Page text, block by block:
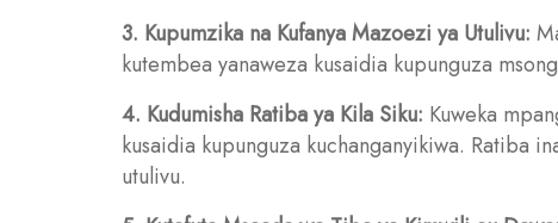
3. Kupumzika na Kufanya Mazoezi ya Utulivu:
kutembea yanaweza kusaidia kupunguza
4. Kudumisha Ratiba ya Kila Siku: Kuweka
kusaidia kupunguza kuchanganyikiwa. Ratiba
utulivu.